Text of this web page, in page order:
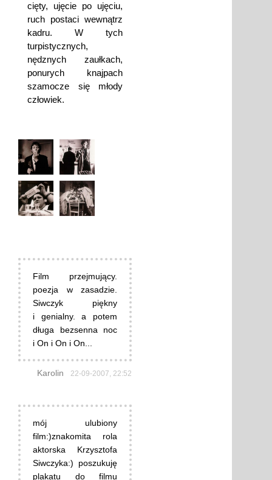
cięty, ujęcie po ujęciu,
ruch postaci wewnątrz
kadru. W tych
turpistycznych,
nędznych zaułkach,
ponurych knajpach
szamocze się młody
człowiek.
Film przejmujący.
poezja w zasadzie.
Siwczyk piękny
i genialny. a potem
długa bezsenna noc
i On i On i On...
Karolin 22-09-2007, 22:52
mój ulubiony
film:)znakomita rola
aktorska Krzysztofa
Siwczyka:) poszukuję
plakatu do filmu